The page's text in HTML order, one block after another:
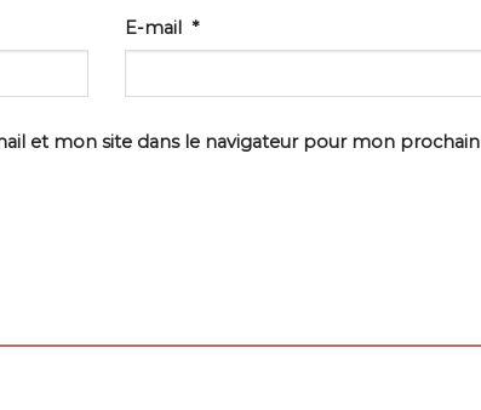
E-mail*
et mon site dans le navigateur pour mon prochain